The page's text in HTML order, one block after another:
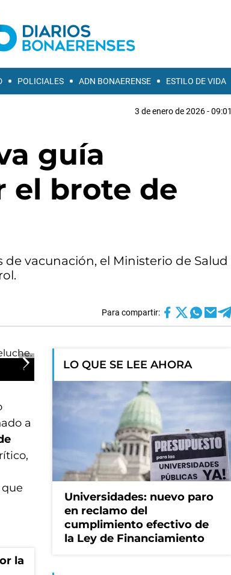
POLICIALES ADN BONAERENSE ESTILO DE VIDA
3 de enero de 2026 - 09:01
guía
el brote de
vacunación, el Ministerio de Salud
Para compartir:
a
la
LO QUE SE LEE AHORA
Universidades: nuevo paro
en reclamo del
cumplimiento efectivo de
la Ley de Financiamiento